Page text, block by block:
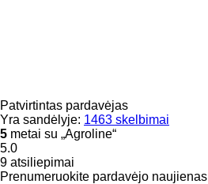
Patvirtintas pardavėjas
Yra sandėlyje: 1463 skelbimai
5 metai su „Agroline“
5.0
9 atsiliepimai
Prenumeruokite pardavėjo naujienas